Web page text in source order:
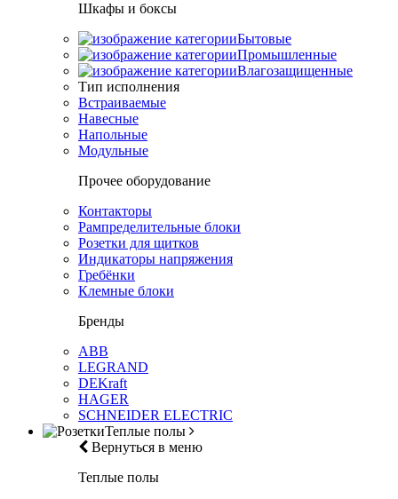
Шкафы и боксы
Бытовые
Промышленные
Влагозащищенные
Тип исполнения
Встраиваемые
Навесные
Напольные
Модульные
Прочее оборудование
Контакторы
Рампределительные блоки
Розетки для щитков
Индикаторы напряжения
Гребёнки
Клемные блоки
Бренды
ABB
LEGRAND
DEKraft
HAGER
SCHNEIDER ELECTRIC
Теплые полы
Вернуться в меню
Теплые полы